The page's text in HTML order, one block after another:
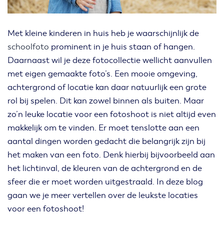
Met kleine kinderen in huis heb je waarschijnlijk de
schoolfoto prominent in je huis staan of hangen.
Daarnaast wil je deze fotocollectie wellicht aanvullen
met eigen gemaakte foto’s. Een mooie omgeving,
achtergrond of locatie kan daar natuurlijk een grote
rol bij spelen. Dit kan zowel binnen als buiten. Maar
zo’n leuke locatie voor een fotoshoot is niet altijd even
makkelijk om te vinden. Er moet tenslotte aan een
aantal dingen worden gedacht die belangrijk zijn bij
het maken van een foto. Denk hierbij bijvoorbeeld aan
het lichtinval, de kleuren van de achtergrond en de
sfeer die er moet worden uitgestraald. In deze blog
gaan we je meer vertellen over de leukste locaties
voor een fotoshoot!